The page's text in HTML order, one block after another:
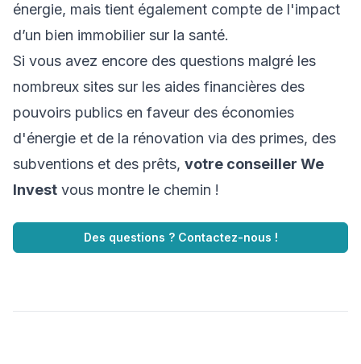
énergie, mais tient également compte de l'impact
d’un bien immobilier sur la santé.
Si vous avez encore des questions malgré les
nombreux sites sur les aides financières des
pouvoirs publics en faveur des économies
d'énergie et de la rénovation via des primes, des
subventions et des prêts, votre conseiller We
Invest vous montre le chemin !
Des questions ? Contactez-nous !